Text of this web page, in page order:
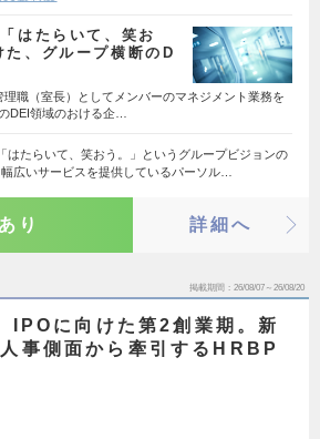
はたらいて、笑お
た、グループ横断のD
職（室長）としてメンバーのマネジメント業務を
DEI領域のおける企…
はたらいて、笑おう。」というグループビジョンの
広いサービスを提供しているパーソル…
り 詳細へ
掲載期間 26/08/07～26/08/20
IPOに向けた第2創業期。新
事側面から牽引するHRBP